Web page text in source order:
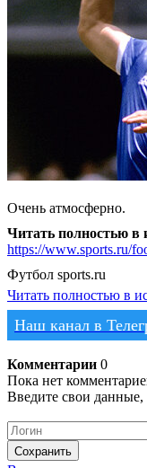
Очень атмосферно.
Читать полностью в
https://www.sports.ru/
Футбол sports.ru
Читать полностью в
Наш канал в
Комментарии 0
Пока нет
Введите свои
Сохранить